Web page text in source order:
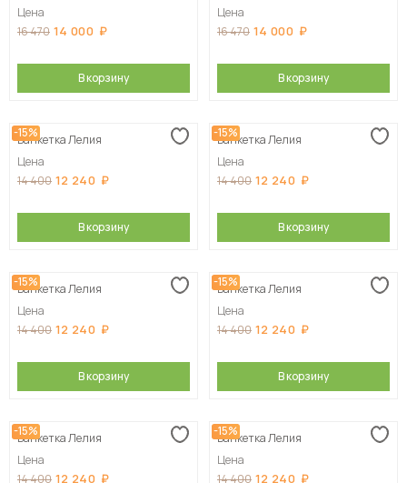
Цена
16 470 14 000
В корзину
Цена
16 470 14 000
В корзину
-15%
Банкетка Лелия
Цена
14 400 12 240
В корзину
-15%
Банкетка Лелия
Цена
14 400 12 240
В корзину
-15%
Банкетка Лелия
Цена
14 400 12 240
В корзину
-15%
Банкетка Лелия
Цена
14 400 12 240
В корзину
-15%
Банкетка Лелия
Цена
14 400 12 240
-15%
Банкетка Лелия
Цена
14 400 12 240